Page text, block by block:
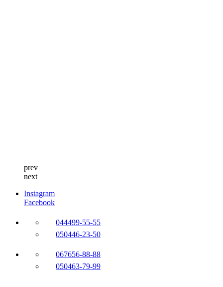
prev
next
Instagram
Facebook
044499-55-55
050446-23-50
067656-88-88
050463-79-99